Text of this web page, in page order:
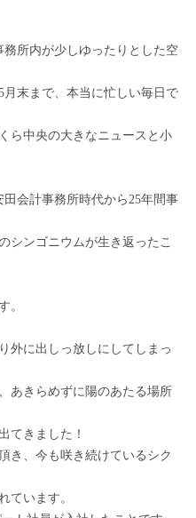
所内が少しゆったりとした空
末まで、本当に忙しい毎日で
ら中央の大きなニュースと小
会計事務所時代から25年間事
シンゴニウムが生き返ったこ
。
外に出しっ放しにしてしまっ
あきらめずに陽のあたる場所
てきました！
き、今も咲き続けているシク
ています。